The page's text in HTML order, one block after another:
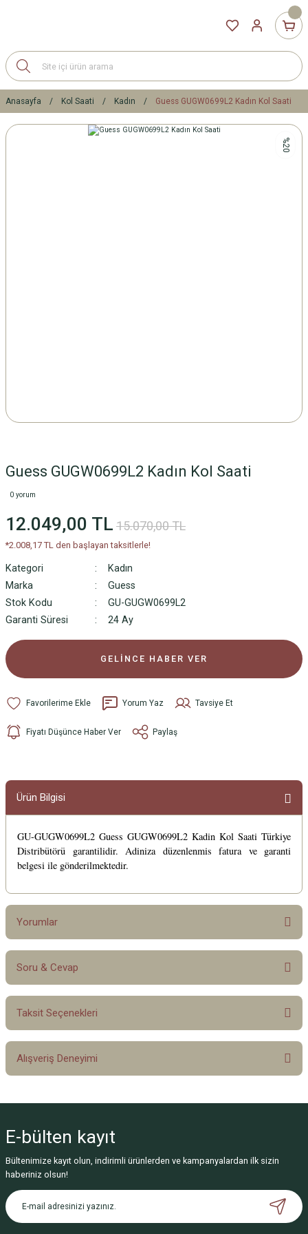
Anasayfa Kol Saati Kadın Guess GUGW0699L2 Kadın Kol Saati
%20
Guess GUGW0699L2 Kadın Kol Saati
0 yorum
12.049,00 TL 15.070,00 TL
*2.008,17 TL den başlayan taksitlerle!
Kategori
Kadın
Marka
Guess
Stok Kodu
GU-GUGW0699L2
Garanti Süresi
24 Ay
GELİNCE HABER VER
Yorum Yaz Tavsiye Et
Fiyatı Düşünce Haber Ver Paylaş
Ürün Bilgisi
GU-GUGW0699L2 Guess GUGW0699L2 Kadin Kol Saati Türkiye
Distribütörü garantilidir. Adiniza düzenlenmis fatura ve garanti
belgesi ile gönderilmektedir.
Yorumlar
Bu ürüne ilk yorumu siz yapın!
Soru & Cevap
Ürün hakkında henüz soru sorulmamış.
Taksit Seçenekleri
Alışveriş Deneyimi
Deneyimini Paylaş
E-bülten kayıt
Bültenimize kayıt olun, indirimli ürünlerden ve kampanyalardan ilk sizin
haberiniz olsun!